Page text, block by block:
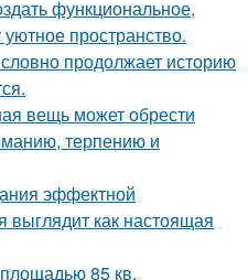
функциональное,
пространство.
продолжает историю
вещь может обрести
терпению и
эффектной
выглядит как настоящая
85 кв.